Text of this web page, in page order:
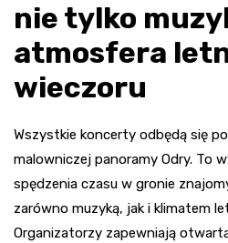
nie tylko
atmosfera
wieczoru
Wszystkie koncerty odbędą się
malowniczej panoramy Odry. To
spędzenia czasu w gronie
zarówno muzyką, jak i klimatem
Organizatorzy zapewniają